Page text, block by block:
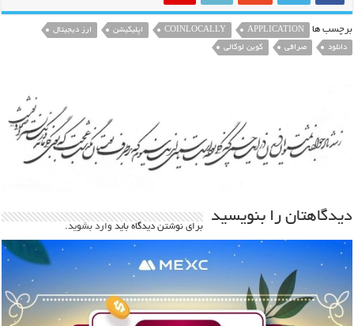
برچسب ها APPLICATION
COINLOCALLY اپلیکیشن
ارز دیجیتال
دانلود
صرافی کوین لوکالی
دیدگاهتان را بنویسید
برای نوشتن دیدگاه باید وارد بشوید.